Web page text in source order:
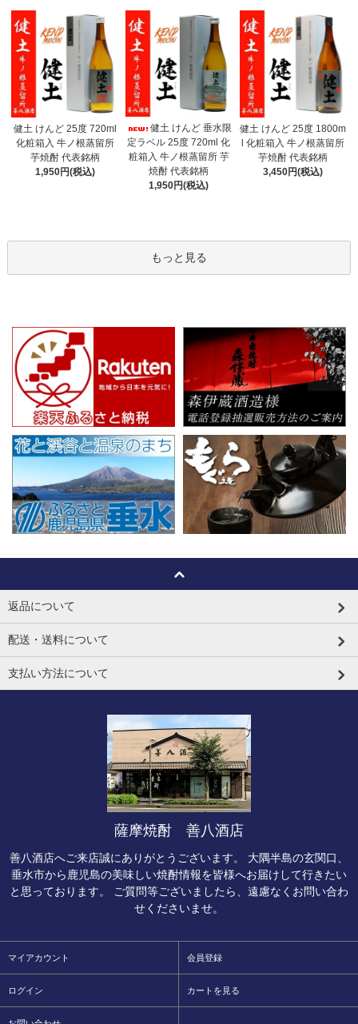
健土 けんど 25度 720ml
化粧箱入 牛ノ根蒸留所
芋焼酎 代表銘柄
1,950円(税込)
健土 けんど 垂水限
定ラベル 25度 720ml 化
粧箱入 牛ノ根蒸留所 芋
焼酎 代表銘柄
1,950円(税込)
健土 けんど 25度 1800m
l 化粧箱入 牛ノ根蒸留所
芋焼酎 代表銘柄
3,450円(税込)
もっと見る
返品について
配送・送料について
支払い方法について
薩摩焼酎 善八酒店
善八酒店へご来店誠にありがとうございます。 大隅半島の玄関口、
垂水市から鹿児島の美味しい焼酎情報を皆様へお届けして行きたい
と思っております。 ご質問等ございましたら、遠慮なくお問い合わ
せくださいませ。
マイアカウント 会員登録
ログイン カートを見る